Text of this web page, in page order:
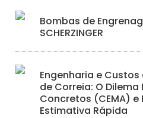
Bombas de
SCHERZINGER
Engenharia e
de Correia: O Dilema
Concretos (CEMA)
Estimativa Rápida